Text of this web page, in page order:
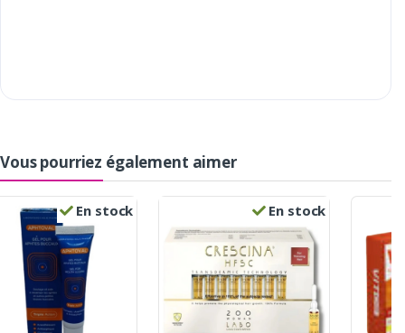
Vous pourriez également aimer
En stock En stock